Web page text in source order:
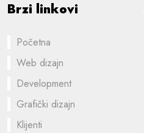
Brzi linkovi
Početna
Web dizajn
Development
Grafički dizajn
Klijenti